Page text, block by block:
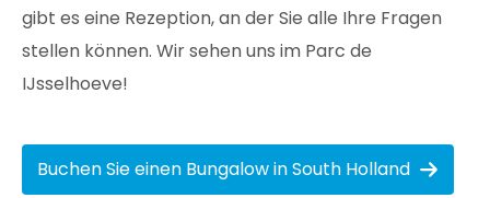
gibt es eine Rezeption, an der Sie alle Ihre Fragen
stellen können. Wir sehen uns im Parc de
IJsselhoeve!
Buchen Sie einen Bungalow in South Holland